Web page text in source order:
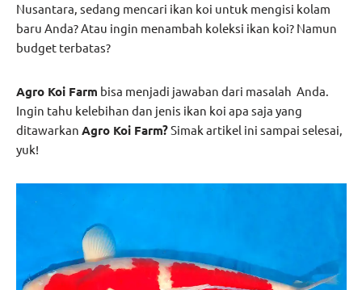
Nusantara, sedang mencari ikan koi untuk mengisi kolam
baru Anda? Atau ingin menambah koleksi ikan koi? Namun
budget terbatas?
Agro Koi Farm bisa menjadi jawaban dari masalah Anda.
Ingin tahu kelebihan dan jenis ikan koi apa saja yang
ditawarkan Agro Koi Farm?Simak artikel ini sampai selesai,
yuk!